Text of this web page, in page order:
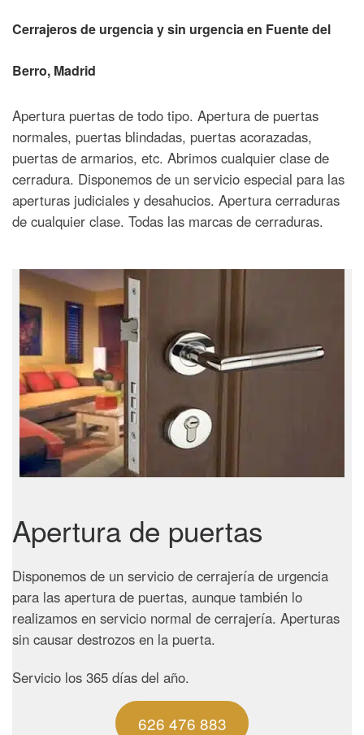
Cerrajeros de urgencia y sin urgencia en Fuente del
Berro, Madrid
Apertura puertas de todo tipo. Apertura de puertas
normales, puertas blindadas, puertas acorazadas,
puertas de armarios, etc. Abrimos cualquier clase de
cerradura. Disponemos de un servicio especial para las
aperturas judiciales y desahucios. Apertura cerraduras
de cualquier clase. Todas las marcas de cerraduras.
Apertura de puertas
Disponemos de un servicio de cerrajería de urgencia
para las apertura de puertas, aunque también lo
realizamos en servicio normal de cerrajería. Aperturas
sin causar destrozos en la puerta.
Servicio los 365 días del año.
626 476 883